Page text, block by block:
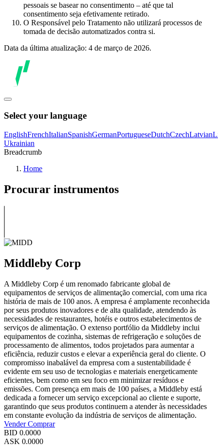
pessoais se basear no consentimento – até que tal
consentimento seja efetivamente retirado.
O Responsável pelo Tratamento não utilizará processos de
tomada de decisão automatizados contra si.
Data da última atualização: 4 de março de 2026.
Select your language
EnglishFrenchItalianSpanishGermanPortugueseDutchCzechLatvian
Ukrainian
Breadcrumb
Home
Procurar instrumentos
Middleby Corp
A Middleby Corp é um renomado fabricante global de
equipamentos de serviços de alimentação comercial, com uma rica
história de mais de 100 anos. A empresa é amplamente reconhecida
por seus produtos inovadores e de alta qualidade, atendendo às
necessidades de restaurantes, hotéis e outros estabelecimentos de
serviços de alimentação. O extenso portfólio da Middleby inclui
equipamentos de cozinha, sistemas de refrigeração e soluções de
processamento de alimentos, todos projetados para aumentar a
eficiência, reduzir custos e elevar a experiência geral do cliente. O
compromisso inabalável da empresa com a sustentabilidade é
evidente em seu uso de tecnologias e materiais energeticamente
eficientes, bem como em seu foco em minimizar resíduos e
emissões. Com presença em mais de 100 países, a Middleby está
dedicada a fornecer um serviço excepcional ao cliente e suporte,
garantindo que seus produtos continuem a atender às necessidades
em constante evolução da indústria de serviços de alimentação.
VenderComprar
BID 0.0000
ASK 0.0000